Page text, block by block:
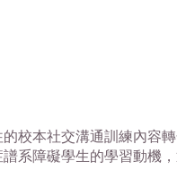
校本社交溝通訓練內容
系障礙學生的學習動機